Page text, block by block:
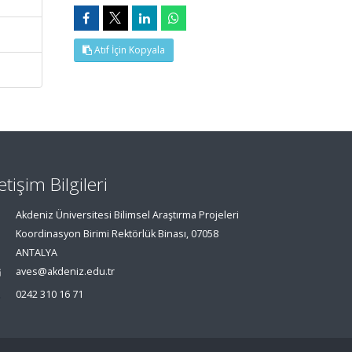
Atıf İçin Kopyala
Bilgileri
Akdeniz Üniversitesi Bilimsel Araştırma Projeleri
Koordinasyon Birimi Rektörlük Binası, 07058
ANTALYA
aves@akdeniz.edu.tr
0242 310 16 71